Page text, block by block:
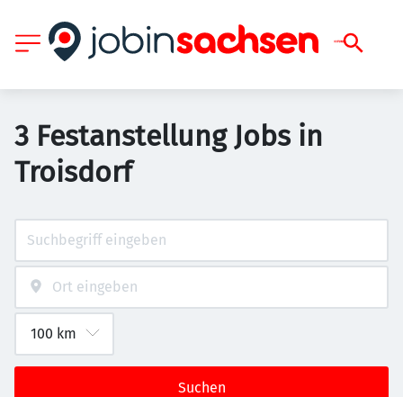
3 Festanstellung Jobs in
Troisdorf
Suchen